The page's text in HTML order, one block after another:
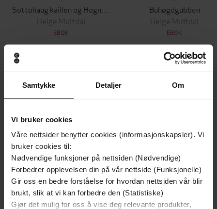
Samtykke Detaljer Om
Vi bruker cookies
Våre nettsider benytter cookies (informasjonskapsler). Vi
bruker cookies til:
Nødvendige funksjoner på nettsiden (Nødvendige)
Forbedrer opplevelsen din på vår nettside (Funksjonelle)
Gir oss en bedre forståelse for hvordan nettsiden vår blir
brukt, slik at vi kan forbedre den (Statistiske)
Gjør det mulig for oss å vise deg relevante produkter,
Helge Midtdal
EBOK
Buhøgdgubben
Helge Midtdal
EBOK
Andre har også kjøpt
Vinner av Rivertonprisen